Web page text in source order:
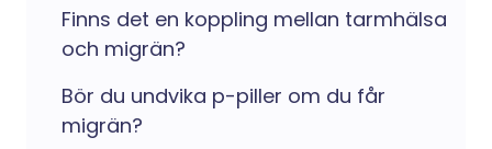
Finns det en koppling mellan tarmhälsa
och migrän?
Bör du undvika p-piller om du får
migrän?